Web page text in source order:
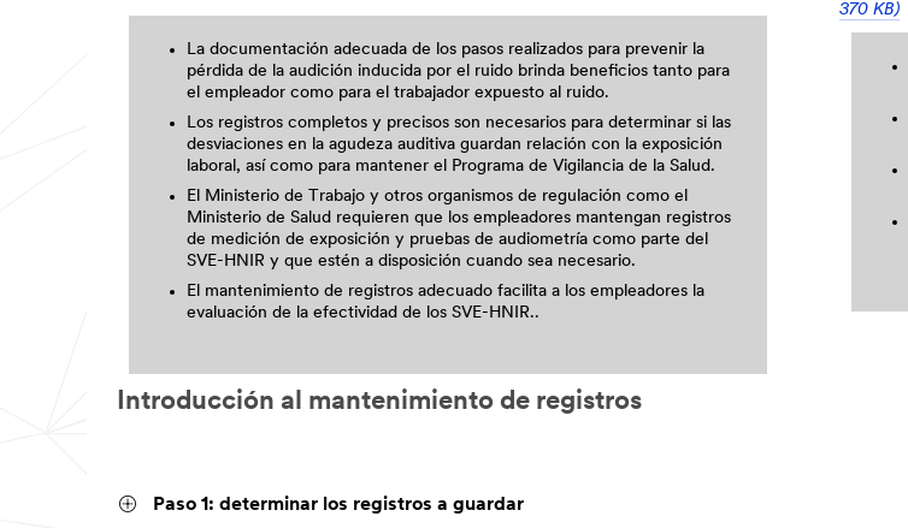
La documentación adecuada de los pasos realizados para prevenir la
pérdida de la audición inducida por el ruido brinda beneficios tanto para
el empleador como para el trabajador expuesto al ruido.
Los registros completos y precisos son necesarios para determinar si las
desviaciones en la agudeza auditiva guardan relación con la exposición
laboral, así como para mantener el Programa de Vigilancia de la Salud.
El Ministerio de Trabajo y otros organismos de regulación como el
Ministerio de Salud requieren que los empleadores mantengan registros
de medición de exposición y pruebas de audiometría como parte del
SVE-HNIR y que estén a disposición cuando sea necesario.
El mantenimiento de registros adecuado facilita a los empleadores la
evaluación de la efectividad de los SVE-HNIR..
370 KB)
Introducción al mantenimiento de registros
Paso 1: determinar los registros a guardar